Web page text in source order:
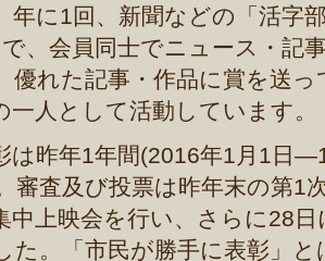
年に 1回、新聞などの「活字
、会員同士でニュース・記
優れた記事・作品に賞を送
一人として活動しています。
は昨年1年間(2016年1 月 1 日―
審査及び投票は昨年末の第1
中上映会を行い、さらに 28
た。
「市民が勝手に表彰」